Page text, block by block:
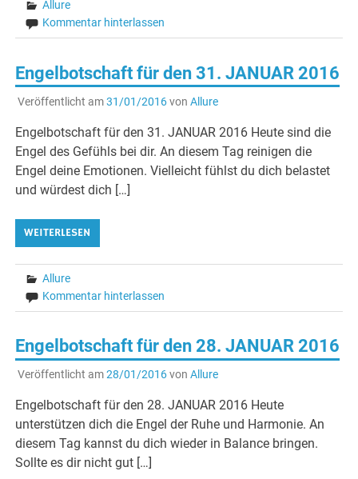
Allure
Kommentar hinterlassen
Engelbotschaft für den 31. JANUAR 2016
Veröffentlicht am31/01/2016von Allure
Engelbotschaft für den 31. JANUAR 2016 Heute sind die
Engel des Gefühls bei dir. An diesem Tag reinigen die
Engel deine Emotionen. Vielleicht fühlst du dich belastet
und würdest dich […]
WEITERLESEN
Allure
Kommentar hinterlassen
Engelbotschaft für den 28. JANUAR 2016
Veröffentlicht am28/01/2016von Allure
Engelbotschaft für den 28. JANUAR 2016 Heute
unterstützen dich die Engel der Ruhe und Harmonie. An
diesem Tag kannst du dich wieder in Balance bringen.
Sollte es dir nicht gut […]